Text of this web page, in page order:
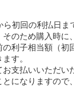
ら初回の利払日ま
のため購入時に
利子相当額（初
す。
支払いいただい
になりますので